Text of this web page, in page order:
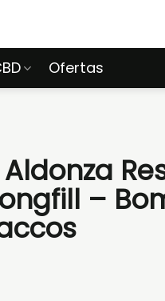
Ofertas
–